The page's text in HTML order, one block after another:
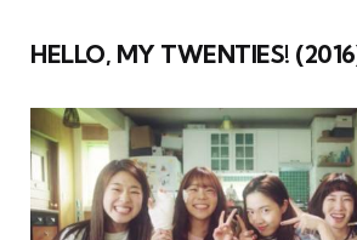
HELLO, MY TWENTIES!